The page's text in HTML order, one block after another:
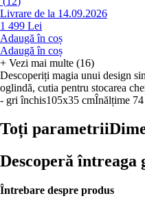
Livrare de la 14.09.2026
1 499 Lei
Adaugă în coș
Adaugă în coș
+ Vezi mai multe (16)
Descoperiți magia unui design
oglindă, cutia pentru stocarea
- gri închis105x35 cmÎnălțime
Toți parametrii
Descoperă întreaga
Întrebare despre produs